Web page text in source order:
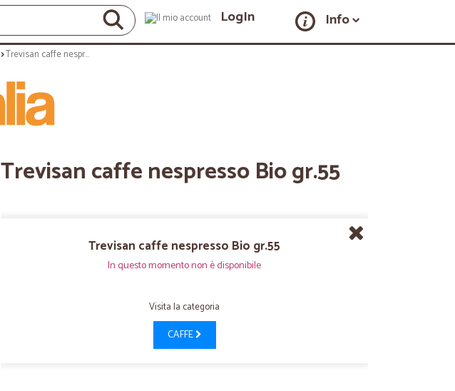
LogIn Info
Trevisan caffe nespresso Bio gr.55
Trevisan caffe nespresso Bio gr.55
Trevisan caffe nespresso Bio gr.55
In questo momento non è disponibile
Visita la categoria
CAFFE